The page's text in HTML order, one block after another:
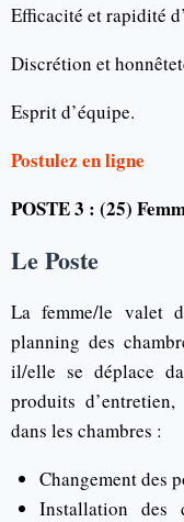
Efficacité et rapidité
Discrétion et
Esprit d’équipe.
Postulez en ligne
POSTE 3 : (25)
Le Poste
La femme/le valet
planning des
il/elle se déplace
produits
dans les chambres :
­Changement des
Installation des